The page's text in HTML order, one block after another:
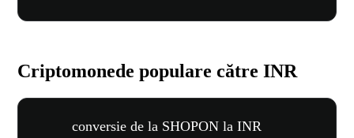
Criptomonede populare către INR
conversie de la SHOPON la INR